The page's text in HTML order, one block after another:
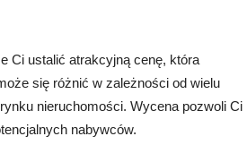
Ci ustalić atrakcyjną cenę, która
się różnić w zależności od wielu
nieruchomości. Wycena pozwoli Ci
nabywców.